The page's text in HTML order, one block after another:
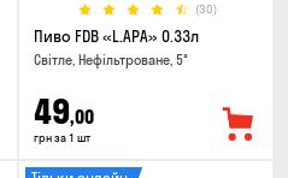
(30)
Пиво FDB «L.APA» 0.33л
Світле, Нефільтроване, 5°
49,00
грн за 1 шт